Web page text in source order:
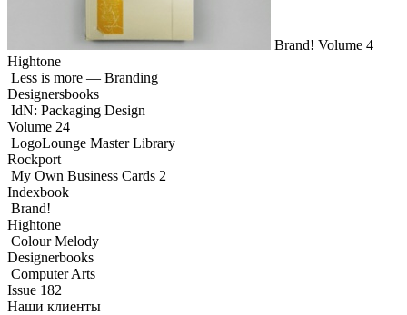
Brand! Volume 4
Hightone
Less is more — Branding
Designersbooks
IdN: Packaging Design
Volume 24
LogoLounge Master Library
Rockport
My Own Business Cards 2
Indexbook
Brand!
Hightone
Colour Melody
Designerbooks
Computer Arts
Issue 182
Наши клиенты